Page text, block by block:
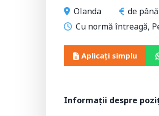
Olanda
de
Cu normă întreagă,
Aplicați simplu
Informații despre